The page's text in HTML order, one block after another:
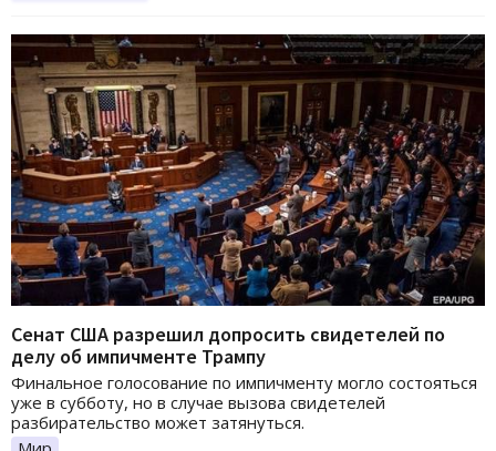
Сенат США разрешил допросить свидетелей по
делу об импичменте Трампу
Финальное голосование по импичменту могло состояться
уже в субботу, но в случае вызова свидетелей
разбирательство может затянуться.